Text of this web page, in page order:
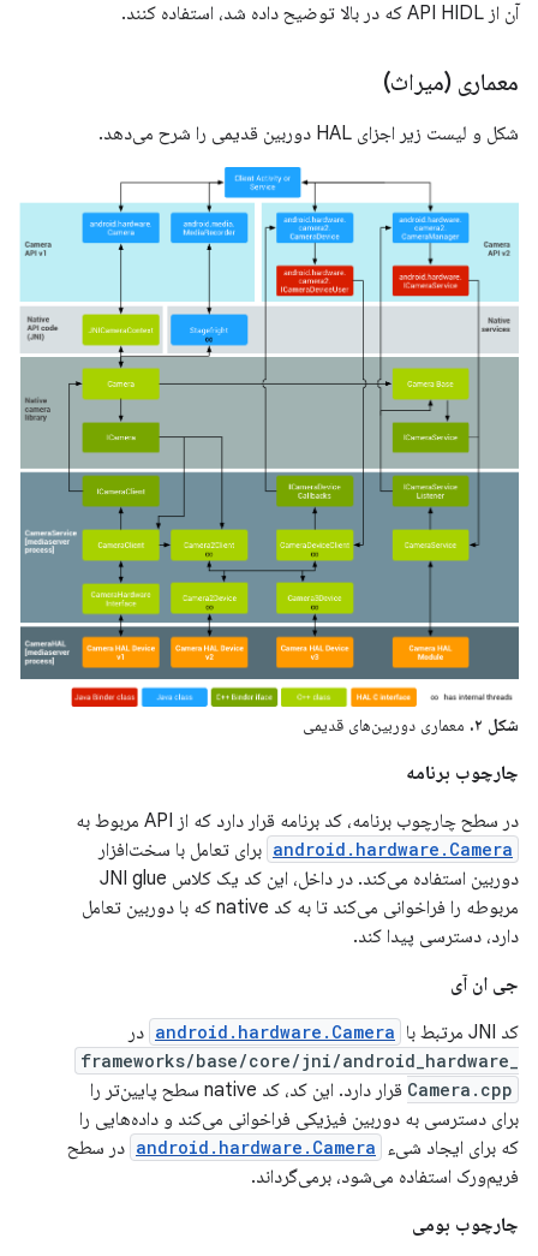
آن از API HIDL که در بالا توضیح داده شد، استفاده کنند.
معماری (میراث)
شکل و لیست زیر اجزای HAL دوربین قدیمی را شرح می‌دهد.
شکل ۲. معماری دوربین‌های قدیمی
چارچوب برنامه
در سطح چارچوب برنامه، کد برنامه قرار دارد که از API مربوط به
android.hardware.Camera برای تعامل با سخت‌افزار
دوربین استفاده می‌کند. در داخل، این کد یک کلاس JNI glue
مربوطه را فراخوانی می‌کند تا به کد native که با دوربین تعامل
دارد، دسترسی پیدا کند.
جی ان آی
کد JNI مرتبط با
android.hardware.Camera در
frameworks/base/core/jni/android_hardware_
Camera.cpp
قرار دارد. این کد، کد native سطح پایین‌تر را
برای دسترسی به دوربین فیزیکی فراخوانی می‌کند و داده‌هایی را
که برای ایجاد شیء
android.hardware.Camera در سطح
فریم‌ورک استفاده می‌شود، برمی‌گرداند.
چارچوب بومی